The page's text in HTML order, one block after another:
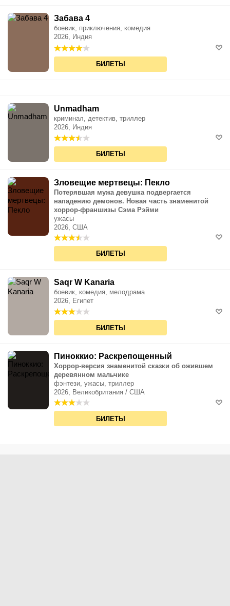
Забава 4
боевик, приключения, комедия
2026, Индия
БИЛЕТЫ
Unmadham
криминал, детектив, триллер
2026, Индия
БИЛЕТЫ
Зловещие мертвецы: Пекло
Потерявшая мужа девушка подвергается
нападению демонов. Новая часть знаменитой
хоррор-франшизы Сэма Рэйми
ужасы
2026, США
БИЛЕТЫ
Saqr W Kanaria
боевик, комедия, мелодрама
2026, Египет
БИЛЕТЫ
Пиноккио: Раскрепощенный
Хоррор-версия знаменитой сказки об ожившем
деревянном мальчике
фэнтези, ужасы, триллер
2026, Великобритания / США
БИЛЕТЫ